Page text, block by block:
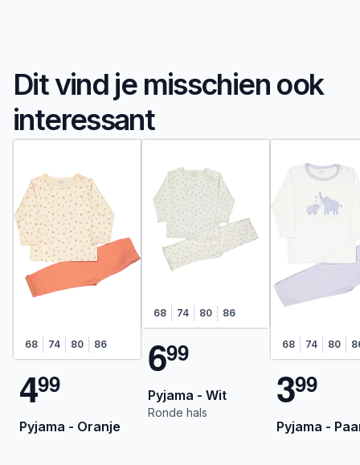
Dit vind je misschien ook
interessant
68 74 80 86
499
Pyjama - Oranje
68 74 80 86
699
Pyjama - Wit
Ronde hals
68 74 80
399
Pyjama -